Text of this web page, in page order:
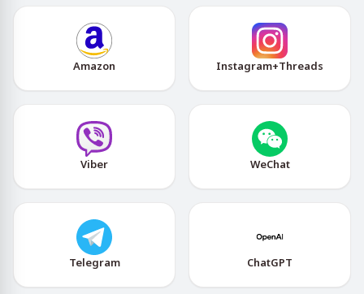
Amazon Instagram+Threads
Viber WeChat
Telegram ChatGPT